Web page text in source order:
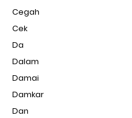
Cegah
Cek
Da
Dalam
Damai
Damkar
Dan